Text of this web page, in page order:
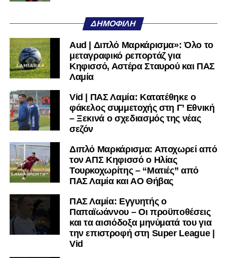
Όταν αποφασίσει να συνειδητοποιήσει ότι είναι
πολύ μικρή.
Ακολουθήστε το lamiara.grστοGoogle Newsγια να
μαθαίνετε πρώτοι τα κυανόλευκα νέα στην Ελλάδα και τον
υπόλοιπο κόσμο. Ακολουθήστε το lamiara.gr στο
μαθαίνετε σε χρόνο dt όλα τα νέα.
ΔΗΜΟΦΙΛΉ
Aud | Διπλό Μαρκάρισμα»: Όλο το
μεταγραφικό ρεπορτάζ για
Κηφισσό, Αστέρα Σταυρού και ΠΑΣ
Λαμία
Vid | ΠΑΣ Λαμία: Κατατέθηκε ο
φάκελος συμμετοχής στη Γ’ Εθνική
– Ξεκινά ο σχεδιασμός της νέας
σεζόν
Διπλό Μαρκάρισμα: Αποχωρεί από
τον ΑΠΣ Κηφισσό ο Ηλίας
Τουρκοχωρίτης – “Ματιές” από
ΠΑΣ Λαμία και ΑΟ Θήβας
ΠΑΣ Λαμία: Εγγυητής ο
Παπαϊωάννου – Οι προϋποθέσεις
και τα αισιόδοξα μηνύματά του για
την επιστροφή στη Super League |
Vid